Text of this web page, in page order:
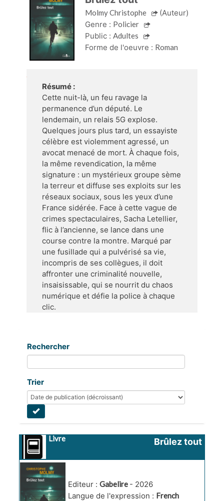
Molmy Christophe
(Auteur)
Genre : Policier
Public : Adultes
Forme de l'oeuvre : Roman
Résumé :
Cette nuit-là, un feu ravage la
permanence d’un député. Le
lendemain, un relais 5G explose.
Quelques jours plus tard, un essayiste
célèbre est violemment agressé, un
avocat menacé de mort. À chaque fois,
la même revendication, la même
signature : un mystérieux groupe sème
la terreur et diffuse ses exploits sur les
réseaux sociaux, sous les yeux d’une
France sidérée. Face à cette vague de
crimes spectaculaires, Sacha Letellier,
flic à l’ancienne, se lance dans une
course contre la montre. Marqué par
une fusillade qui a pulvérisé sa vie,
incompris de ses collègues, il doit
affronter une criminalité nouvelle,
insaisissable, qui se nourrit du chaos
numérique et défie la police à chaque
clic.
Rechercher
Trier
Livre Brûlez tout
Editeur : Gabelire - 2026
Langue de l'expression : French